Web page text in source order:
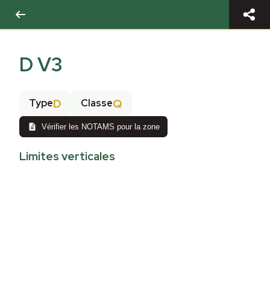
D V3
TypeD ClasseQ
Vérifier les NOTAMS pour la zone
Limites verticales